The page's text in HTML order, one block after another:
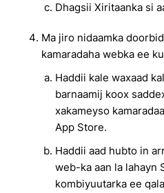
Dhagsii Xiritaanka si
Ma jiro nidaamka
kamaradaha webka ee
Haddii kale waxaad
barnaamij koox
xakameyso
App Store.
Haddii aad hubto in
web-ka aan la lahayn
kombiyuutarka ee